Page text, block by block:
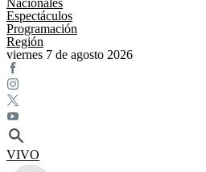
Nacionales
Espectáculos
Programación
Región
viernes 7 de agosto 2026
VIVO